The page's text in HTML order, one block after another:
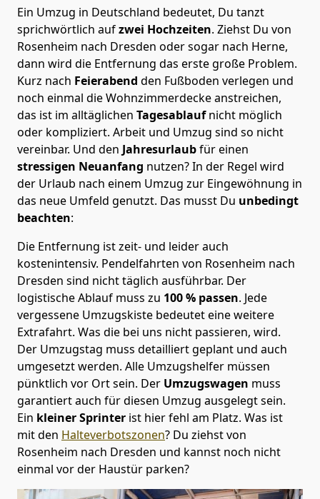
Ein Umzug in Deutschland bedeutet, Du tanzt
sprichwörtlich aufzwei Hochzeiten. Ziehst Du von
Rosenheim nach Dresden oder sogar nach Herne,
dann wird die Entfernung das erste große Problem.
Kurz nach Feierabend den Fußboden verlegen und
noch einmal die Wohnzimmerdecke anstreichen,
das ist im alltäglichen Tagesablaufnicht möglich
oder kompliziert. Arbeit und Umzug sind so nicht
vereinbar. Und den Jahresurlaubfür einen
stressigen Neuanfang nutzen? In der Regel wird
der Urlaub nach einem Umzug zur Eingewöhnung in
das neue Umfeld genutzt. Das musst Du unbedingt
beachten:
Die Entfernung ist zeit- und leider auch
kostenintensiv. Pendelfahrten von Rosenheim nach
Dresden sind nicht täglich ausführbar. Der
logistische Ablauf muss zu 100 % passen. Jede
vergessene Umzugskiste bedeutet eine weitere
Extrafahrt. Was die bei uns nicht passieren, wird.
Der Umzugstag muss detailliert geplant und auch
umgesetzt werden. Alle Umzugshelfer müssen
pünktlich vor Ort sein. Der Umzugswagen muss
garantiert auch für diesen Umzug ausgelegt sein.
Ein kleiner Sprinter ist hier fehl am Platz. Was ist
mit den Halteverbotszonen? Du ziehst von
Rosenheim nach Dresden und kannst noch nicht
einmal vor der Haustür parken?